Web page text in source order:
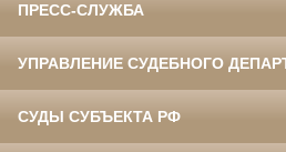
ПРЕСС-СЛУЖБА
УПРАВЛЕНИЕ СУДЕБНОГО
СУДЫ СУБЪЕКТА РФ